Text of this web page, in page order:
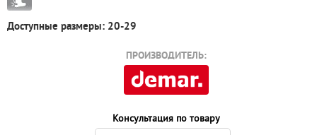
Доступные размеры: 20-29
ПРОИЗВОДИТЕЛЬ:
Консультация по товару